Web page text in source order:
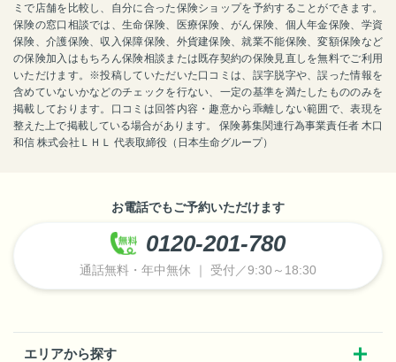
ミで店舗を比較し、自分に合った保険ショップを予約することができます。
保険の窓口相談では、生命保険、医療保険、がん保険、個人年金保険、学資
保険、介護保険、収入保障保険、外貨建保険、就業不能保険、変額保険など
の保険加入はもちろん保険相談または既存契約の保険見直しを無料でご利用
いただけます。※投稿していただいた口コミは、誤字脱字や、誤った情報を
含めていないかなどのチェックを行ない、一定の基準を満たしたもののみを
掲載しております。口コミは回答内容・趣意から乖離しない範囲で、表現を
整えた上で掲載している場合があります。 保険募集関連行為事業責任者 木口
和信 株式会社ＬＨＬ 代表取締役（日本生命グループ）
お電話でもご予約いただけます
0120-201-780
通話無料・年中無休 ｜ 受付／9:30～18:30
エリアから探す